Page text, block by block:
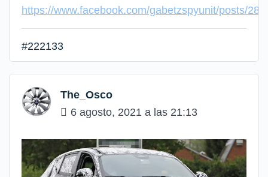
https://www.facebook.com/gabetzspyunit/posts/
#222133
The_Osco
6 agosto, 2021 a las 21:13